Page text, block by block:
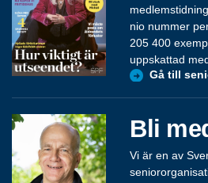
nio nummer
205 400
uppskattad
Gå till
Bli
Vi är en av